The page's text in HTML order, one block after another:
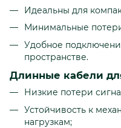
Идеальны для
Минимальные потери
Удобное
пространстве.
Длинные кабели
Низкие потери
Устойчивость к
нагрузкам;